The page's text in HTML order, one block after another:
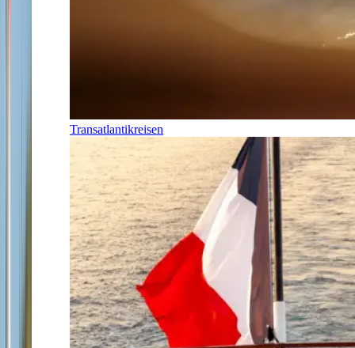
Transatlantikreisen